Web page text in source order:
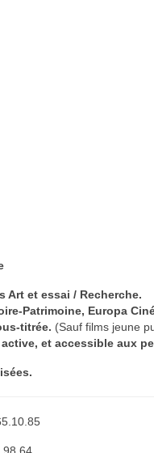
Art et essai / Recherche.
Patrimoine, Europa
titrée. (Sauf films jeune
et accessible aux